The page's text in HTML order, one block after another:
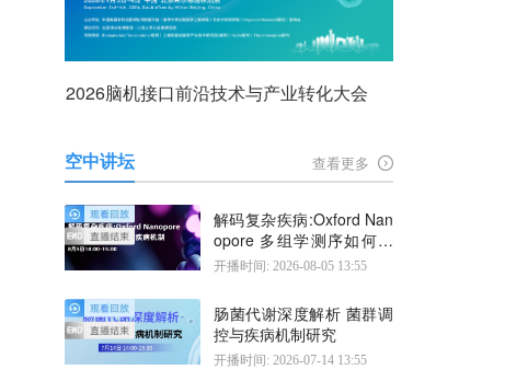
2026脑机接口前沿技术与产业转化大会
空中讲坛 查看更多
解码复杂疾病:Oxford Nan
opore 多组学测序如何揭
示疾病机制
开播时间: 2026-08-05 13:55
肠菌代谢深度解析 菌群调
控与疾病机制研究
开播时间: 2026-07-14 13:55